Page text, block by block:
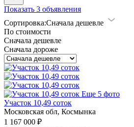
Показать 3 объявления
Сортировка:Сначала дешевле
По стоимости
Сначала дешевле
Сначала дороже
Еще 5 фото
Участок 10,49 соток
Московская обл, Космынка
1 167 000 ₽